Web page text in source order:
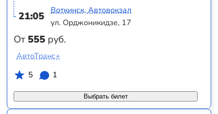
21:05
От 555 руб.
Воткинск, Автовокзал
ул. Орджоникидзе, 17
Выбрать билет
АвтоТранс+
5
1